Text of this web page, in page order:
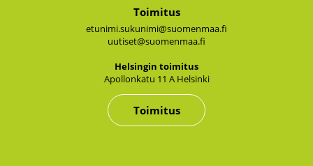
Toimitus
etunimi.sukunimi@suomenmaa.fi
uutiset@suomenmaa.fi
Hel­sin­gin toi­mi­tus
Apol­lon­ka­tu 11 A Hel­sin­ki
Toimitus